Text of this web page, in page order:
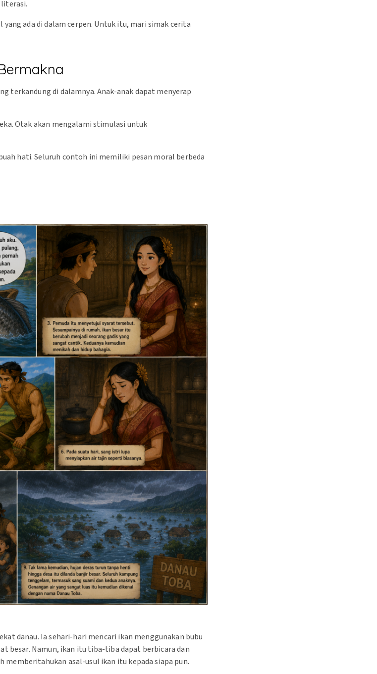
ada di dalam cerpen. Untuk itu, mari simak cerita
terkandung di dalamnya. Anak-anak dapat menyerap
Otak akan mengalami stimulasi untuk
hati. Seluruh contoh ini memiliki pesan moral berbeda
danau. Ia sehari-hari mencari ikan menggunakan bubu
besar. Namun, ikan itu tiba-tiba dapat berbicara dan
asal-usul ikan itu kepada siapa pun.